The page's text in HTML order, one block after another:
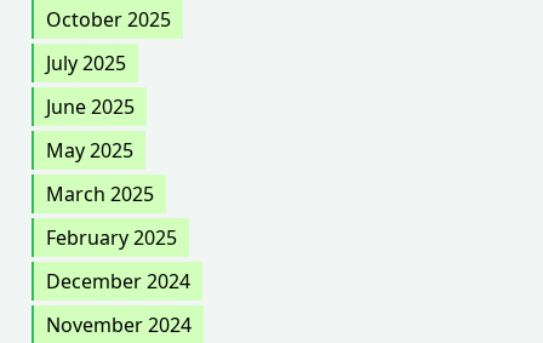
October 2025
July 2025
June 2025
May 2025
March 2025
February 2025
December 2024
November 2024